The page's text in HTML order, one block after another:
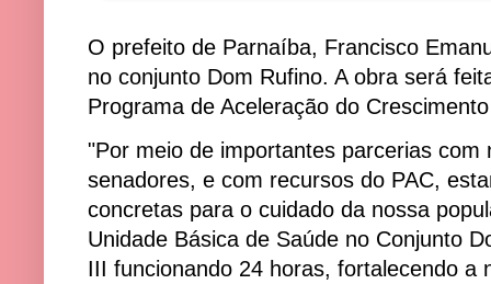
O prefeito de Parnaíba, Francisco
no conjunto Dom Rufino. A obra será
Programa de Aceleração do
"Por meio de importantes parcerias com
senadores, e com recursos do PAC,
concretas para o cuidado da nossa
Unidade Básica de Saúde no Conjunto
III funcionando 24 horas, fortalecendo a